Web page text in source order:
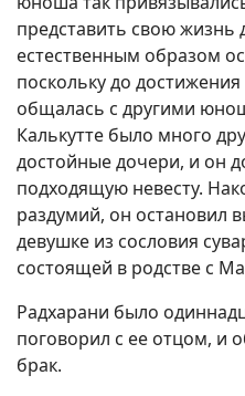
представить свою жизнь
естественным образом
поскольку до
общалась с другими
Калькутте было много
достойные дочери, и он
подходящую невесту.
раздумий, он остановил
девушке из сословия
состоящей в родстве с
Радхарани было
поговорил с ее отцом, и
брак.